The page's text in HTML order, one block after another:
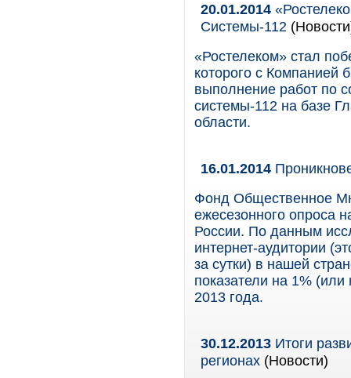
20.01.2014
Системы-112
«Ростелеком» стал
которого с Компанией
выполнение работ по
системы-112 на базе
области.
16.01.2014
Фонд Общественное
ежесезонного опроса
России. По данным
интернет-аудитории
за сутки) в нашей
показатели на 1%
2013 года.
30.12.2013 Итоги
регионах (Новости)